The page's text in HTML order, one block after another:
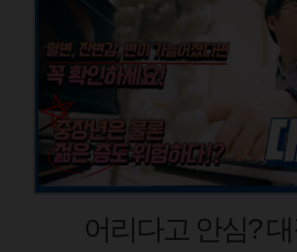
안심? 대장암